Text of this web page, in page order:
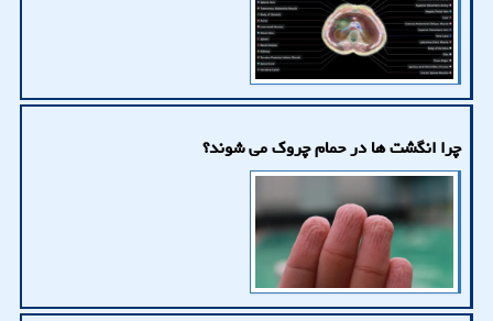
چرا انگشت ها در حمام چروک می شوند؟